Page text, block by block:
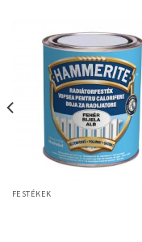
FESTÉKEK